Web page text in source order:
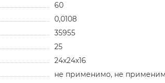
60
0,0108
35955
25
24x24x16
не применимо, не